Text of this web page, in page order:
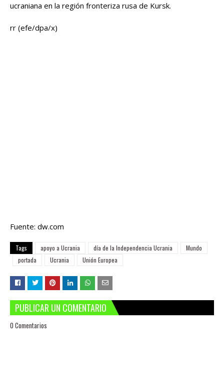
ucraniana en la región fronteriza rusa de Kursk.
rr (efe/dpa/x)
Fuente: dw.com
Tags apoyo a Ucrania día de la Independencia Ucrania
Mundo
portada
Ucrania Unión Europea
PUBLICAR UN COMENTARIO
0 Comentarios